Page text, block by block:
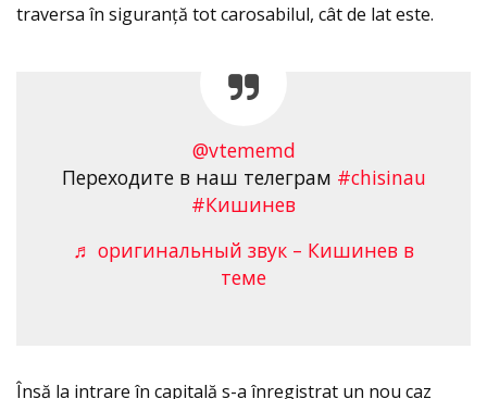
traversa în siguranță tot carosabilul, cât de lat este.
@vtememd
Переходите в наш телеграм #chisinau
#Кишинев
♬ оригинальный звук – Кишинев в
теме
Însă la intrare în capitală s-a înregistrat un nou caz